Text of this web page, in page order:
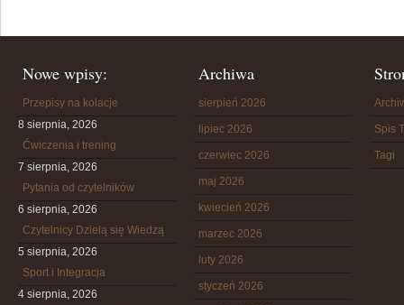
Nowe wpisy:
Przepisy na kolacje
8 sierpnia, 2026
Ćwiczenia i trening
7 sierpnia, 2026
Pytania od czytelników
6 sierpnia, 2026
Czytelnicy Dzielą się Wiedzą
5 sierpnia, 2026
Sport i Integracja
4 sierpnia, 2026
Archiwa
sierpień 2026
lipiec 2026
czerwiec 2026
maj 2026
kwiecień 2026
marzec 2026
luty 2026
styczeń 2026
Spis
Tagi